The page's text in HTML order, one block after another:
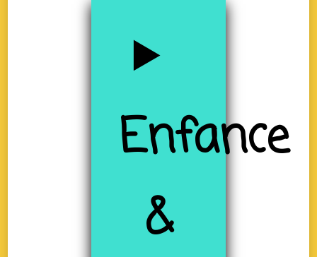
Enfance
&